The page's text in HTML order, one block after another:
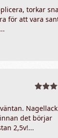
torkar
för att vara
Nagellack
det börjar
2,5v!...